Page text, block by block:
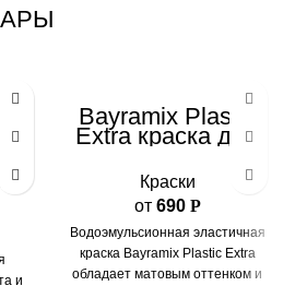
и
и
Bayramix Plastik
Extra краска для
интерьеров
Краски
от 690 Р
Водоэмульсионная эластичная
краска Bayramix Plastic Extra
обладает матовым оттенком и